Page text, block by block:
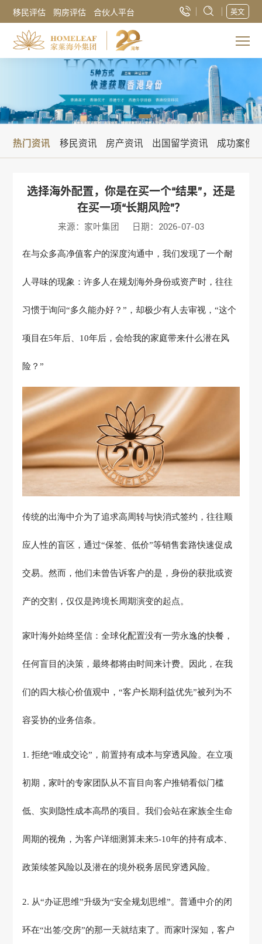
移民评估 购房评估 合伙人平台 英文
热门资讯 移民资讯 房产资讯 出国留学资讯 成功案例
选择海外配置，你是在买一个“结果”，还是
在买一项“长期风险”？
来源：家叶集团 日期：2026-07-03
在与众多高净值客户的深度沟通中，我们发现了一个耐
人寻味的现象：许多人在规划海外身份或资产时，往往
习惯于询问“多久能办好？ ” ，却极少有人去审视， “这个
项目在5年后、 10年后，会给我的家庭带来什么潜在风
险？ ”
传统的出海中介为了追求高周转与快消式签约，往往顺
应人性的盲区，通过“保签、低价”等销售套路快速促成
交易。然而，他们未曾告诉客户的是，身份的获批或资
产的交割，仅仅是跨境长周期演变的起点。
家叶海外始终坚信：全球化配置没有一劳永逸的快餐，
任何盲目的决策，最终都将由时间来计费。因此，在我
们的四大核心价值观中， “客户长期利益优先”被列为不
容妥协的业务信条。
1. 拒绝“唯成交论” ，前置持有成本与穿透风险。在立项
初期，家叶的专家团队从不盲目向客户推销看似门槛
低、实则隐性成本高昂的项目。我们会站在家族全生命
周期的视角，为客户详细测算未来5-10年的持有成本、
政策续签风险以及潜在的境外税务居民穿透风险。
2. 从“办证思维”升级为“安全规划思维”。普通中介的闭
环在“出签/交房”的那一天就结束了。而家叶深知，客户